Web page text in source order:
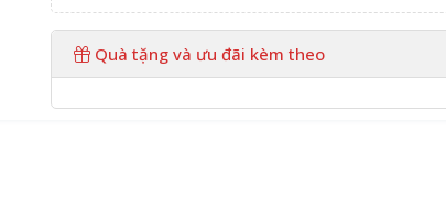
Quà tặng và ưu đãi kèm theo